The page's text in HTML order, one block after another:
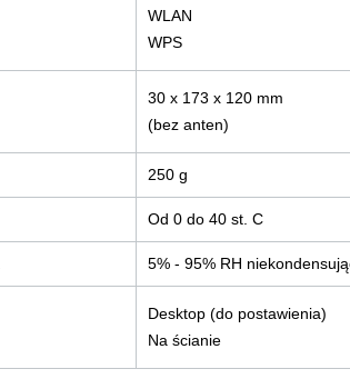
WLAN
WPS
30 x 173 x 120 mm
(bez anten)
250 g
Od 0 do 40 st. C
5% - 95% RH
Desktop (do postawienia)
Na ścianie